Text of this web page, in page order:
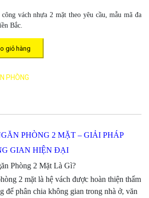
vách nhựa 2 mặt theo yêu cầu, mẫu mã đa
Bắc.
giỏ hàng
PHÒNG
PHÒNG 2 MẶT – GIẢI PHÁP
GIAN HIỆN ĐẠI
Phòng 2 Mặt Là Gì?
2 mặt là hệ vách được hoàn thiện thẩm
để phân chia không gian trong nhà ở, văn